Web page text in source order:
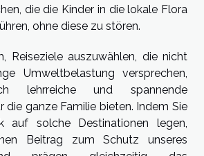
die die Kinder in die lokale Flora
ohne diese zu stören.
Reiseziele auszuwählen, die nicht
Umweltbelastung versprechen,
lehrreiche und spannende
die ganze Familie bieten. Indem Sie
auf solche Destinationen legen,
Beitrag zum Schutz unseres